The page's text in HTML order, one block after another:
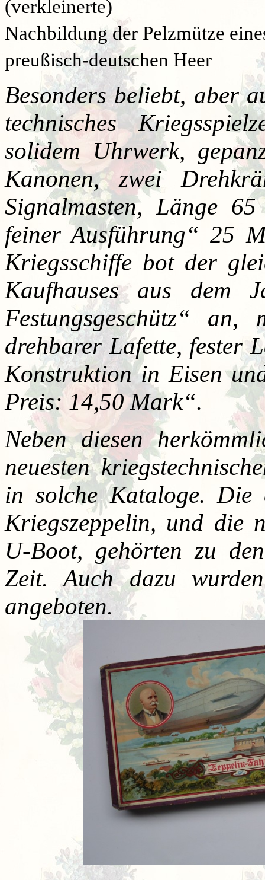
(verkleinerte)
Nachbildung der Pelzmütze
preußisch-deutschen Heer
Besonders beliebt, aber
technisches
solidem Uhrwerk,
Kanonen, zwei
Signalmasten, Länge 65
feiner Ausführung“ 25
Kriegsschiffe bot der
Kaufhauses aus
Festungsgeschütz“ an,
drehbarer Lafette, fester
Konstruktion in Eisen
Preis: 14,50 Mark“.
Neben diesen
neuesten
in solche Kataloge.
Kriegszeppelin, und die
U-Boot, gehörten zu
Zeit. Auch dazu
angeboten.